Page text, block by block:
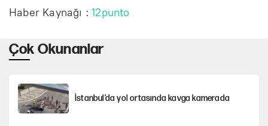
Haber Kaynağı :12punto
Çok Okunanlar
İstanbul’da yol ortasında kavga kamerada